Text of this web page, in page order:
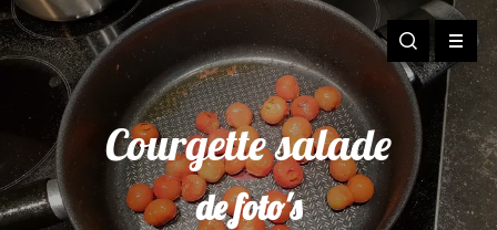
Courgette salade
de foto's